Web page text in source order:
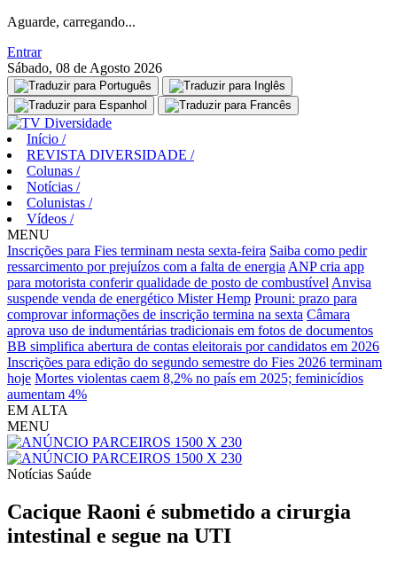
Aguarde, carregando...
Entrar
Sábado, 08 de Agosto 2026
Início /
REVISTA DIVERSIDADE /
Colunas /
Notícias /
Colunistas /
Vídeos /
MENU
Inscrições para Fies terminam nesta sexta-feira Saiba como pedir
ressarcimento por prejuízos com a falta de energia ANP cria app
para motorista conferir qualidade de posto de combustível Anvisa
suspende venda de energético Mister Hemp Prouni: prazo para
comprovar informações de inscrição termina na sexta Câmara
aprova uso de indumentárias tradicionais em fotos de documentos
BB simplifica abertura de contas eleitorais por candidatos em 2026
Inscrições para edição do segundo semestre do Fies 2026 terminam
hoje Mortes violentas caem 8,2% no país em 2025; feminicídios
aumentam 4%
EM ALTA
MENU
Notícias Saúde
Cacique Raoni é submetido a cirurgia
intestinal e segue na UTI